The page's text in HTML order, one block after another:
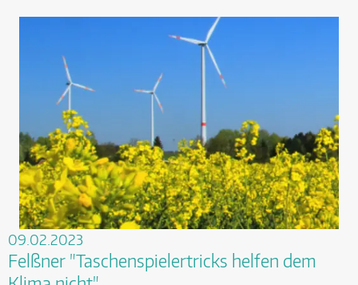
09.02.2023
Felßner "Taschenspielertricks helfen dem